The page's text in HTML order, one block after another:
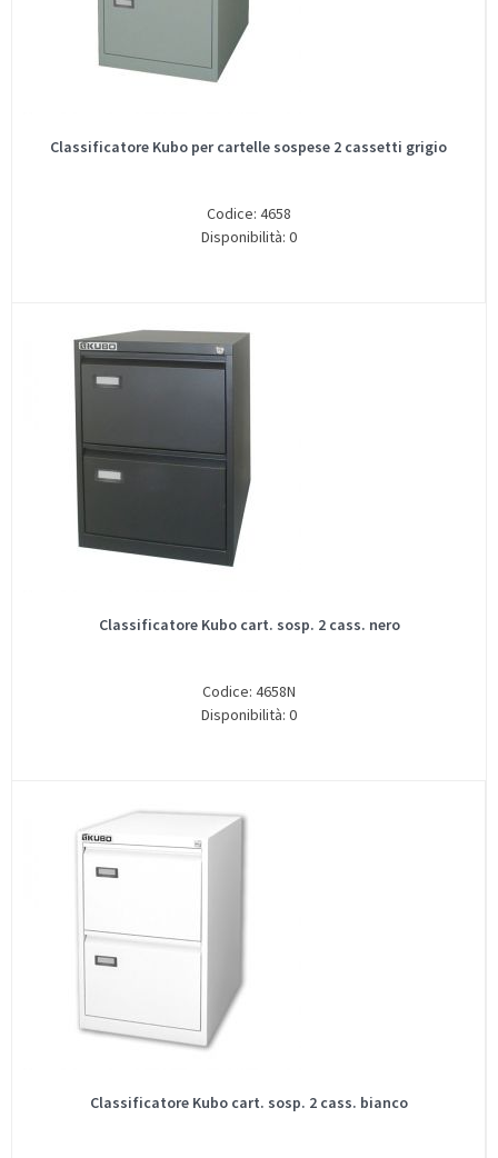
Classificatore Kubo per cartelle sospese 2 cassetti grigio
Codice: 4658
Disponibilità: 0
Classificatore Kubo cart. sosp. 2 cass. nero
Codice: 4658N
Disponibilità: 0
Classificatore Kubo cart. sosp. 2 cass. bianco